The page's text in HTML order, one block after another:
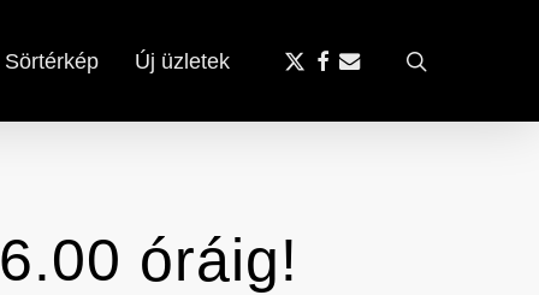
Sörtérkép Új üzletek
x-
facebook
email
óráig!